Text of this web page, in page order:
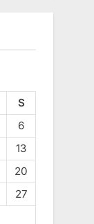
S
6
13
20
27